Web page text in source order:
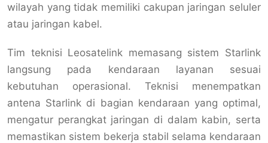
wilayah yang tidak memiliki cakupan jaringan seluler
atau jaringan kabel.
Tim teknisi Leosatelink memasang sistem Starlink
langsung pada kendaraan layanan sesuai
kebutuhan operasional. Teknisi menempatkan
antena Starlink di bagian kendaraan yang optimal,
mengatur perangkat jaringan di dalam kabin, serta
memastikan sistem bekerja stabil selama kendaraan